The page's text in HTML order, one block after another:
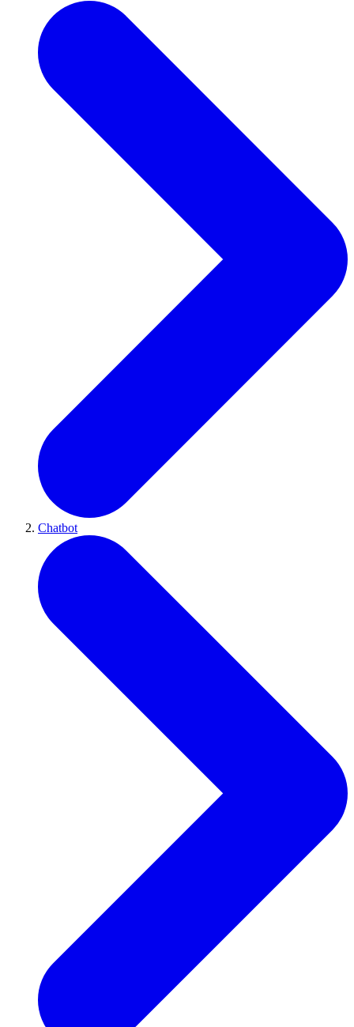
Chatbot